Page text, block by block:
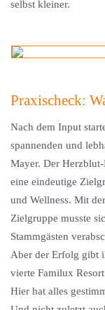
selbst kleiner.
Praxischeck:
Nach dem Input
spannenden und
Mayer. Der
eine eindeutige
und Wellness. Mit
Zielgruppe musste
Stammgästen
Aber der Erfolg gibt
vierte Familux
Hier hat alles